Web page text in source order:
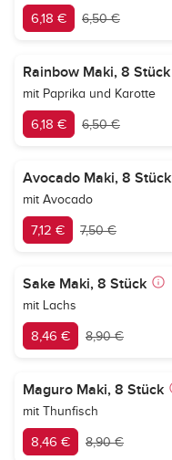
6,18 € 6,50 €
Rainbow Maki, 8 Stück
mit Paprika und Karotte
6,18 € 6,50 €
Avocado Maki, 8 Stück
mit Avocado
7,12 € 7,50 €
Sake Maki, 8 Stück
mit Lachs
8,46 € 8,90 €
Maguro Maki, 8 Stück
mit Thunfisch
8,46 € 8,90 €